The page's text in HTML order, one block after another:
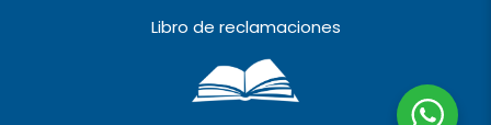
Libro de reclamaciones